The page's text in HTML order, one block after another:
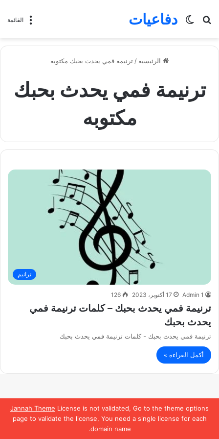
Jannah Theme License is not validated, Go to the theme options
page to validate the license, You need a single license for each
domain name.
القائمة دفاعيات
بحث
الوضع
الرئيسية / ترنيمة فمي يحدث بحبك مكتوبه
ترنيمة فمي يحدث بحبك
مكتوبه
ترانيم
Admin 1 17 أكتوبر، 2023 126
ترنيمة فمي يحدث بحبك – كلمات ترنيمة فمي
يحدث بحبك
ترنيمة فمي يحدث بحبك - كلمات ترنيمة فمي يحدث بحبك
أكمل القراءة »